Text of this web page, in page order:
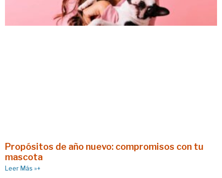
Propósitos de año nuevo: compromisos con tu
mascota
Leer Más »+